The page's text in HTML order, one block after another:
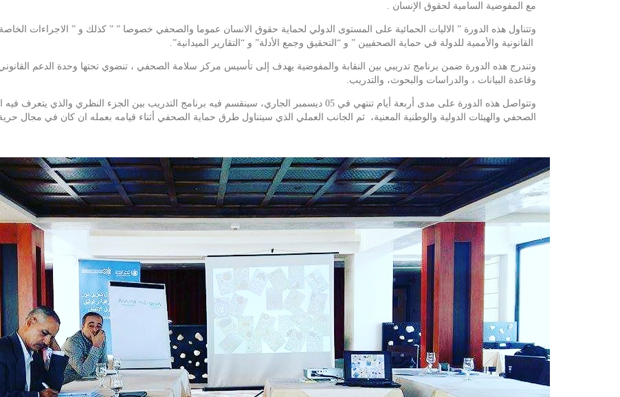
مع المفوضية السامية لحقوق الإنسان .
وتتناول هذه الدورة ” الاليات الحمائية على المستوى الدولي لحماية حقوق الانسان عموما والصحفي خصوصا ” ” كذلك و ” الاجراءات
القانونية والأممية للدولة في حماية الصحفيين ” و “التحقيق وجمع الأدلة” و “التقارير الميدانية”.
وتندرج هذه الدورة ضمن برنامج تدريبي بين النقابة والمفوضية يهدف إلى تأسيس مركز سلامة الصحفي ، تنضوي تحتها وحدة الدعم
وقاعدة البيانات ، والدراسات والبحوث، والتدريب.
وتتواصل هذه الدورة على مدى أربعة أيام تنتهي في 05 ديسمبر الجاري، سينقسم فيه برنامج التدريب بين الجزء
الصحفي والهيئات الدولية والوطنية المعنية، ثم الجانب العملي الذي سيتناول طرق حماية الصحفي أثناء قيامه بعمله ان كان في مجال حرية